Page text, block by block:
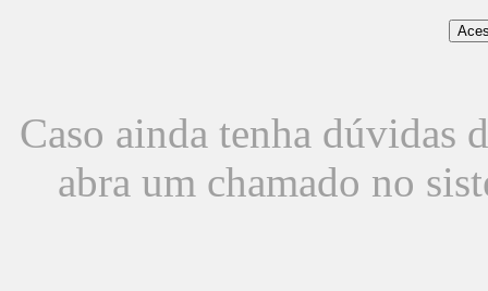
Caso ainda tenha dúvidas
abra um chamado no